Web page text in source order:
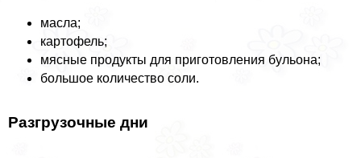
масла;
картофель;
мясные продукты для приготовления бульона;
большое количество соли.
Разгрузочные дни